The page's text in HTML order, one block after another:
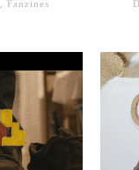
, Fanzines